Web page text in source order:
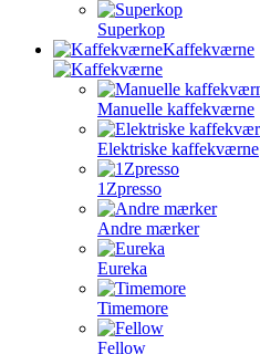
Superkop
Kaffekværne
Manuelle kaffekværne
Elektriske kaffekværne
1Zpresso
Andre mærker
Eureka
Timemore
Fellow